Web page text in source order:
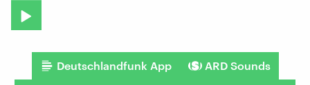
Deutschlandfunk App ARD Sounds